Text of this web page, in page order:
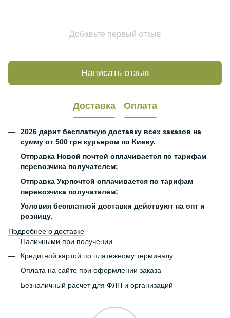
Добавьте первый отзыв
Написать отзыв
Доставка Оплата
2026 дарит бесплатную доставку всех заказов на
сумму от 500 грн курьером по Киеву.
Отправка Новой почтой оплачивается по тарифам
перевозчика получателем;
Отправка Укрпочтой оплачивается по тарифам
перевозчика получателем;
Условия бесплатной доставки действуют на опт и
розницу.
Подробнее о доставке
Наличными при получении
Кредитной картой по платежному терминалу
Оплата на сайте при оформлении заказа
Безналичный расчет для ФЛП и организаций